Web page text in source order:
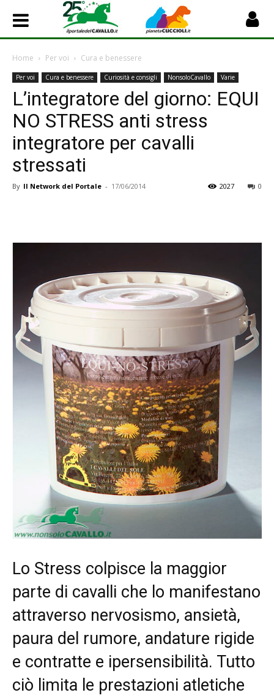
Home Per voi Cura e benessere
Per voi Cura e benessere Curiosità e consigli NonsoloCavallo Varie
L’integratore del giorno: EQUI
NO STRESS anti stress
integratore per cavalli
stressati
By Il Network del Portale - 17/06/2014 0
2027
Lo Stress colpisce la maggior
parte di cavalli che lo manifestano
attraverso nervosismo, ansietà,
paura del rumore, andature rigide
e contratte e ipersensibilità. Tutto
ciò limita le prestazioni atletiche